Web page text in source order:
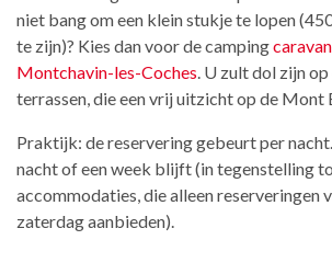
niet bang om een klein stukje te lopen
te zijn)? Kies dan voor de camping
Montchavin-les-Coches. U zult dol zijn
terrassen, die een vrij uitzicht op de Mont
Praktijk: de reservering gebeurt per
nacht of een week blijft (in tegenstelling
accommodaties, die alleen reserveringen
zaterdag aanbieden).